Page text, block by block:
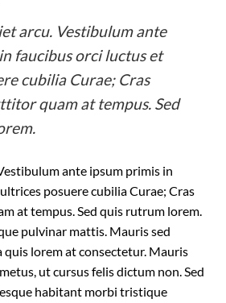
arcu. Vestibulum ante
faucibus orci luctus et
cubilia Curae; Cras
quam at tempus. Sed
ante ipsum primis in
posuere cubilia Curae; Cras
at tempus. Sed quis rutrum lorem.
pulvinar mattis. Mauris sed
lorem at consectetur. Mauris
ut cursus felis dictum non. Sed
habitant morbi tristique